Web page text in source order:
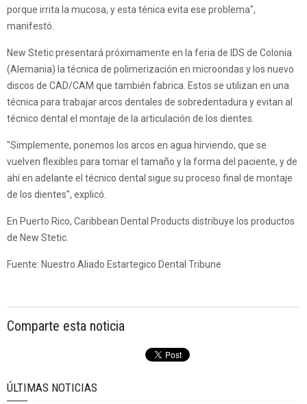
porque irrita la mucosa, y esta ténica evita ese problema",
manifestó.
New Stetic presentará próximamente en la feria de IDS de Colonia
(Alemania) la técnica de polimerización en microondas y los nuevo
discos de CAD/CAM que también fabrica. Estos se utilizan en una
técnica para trabajar arcos dentales de sobredentadura y evitan al
técnico dental el montaje de la articulación de los dientes.
"Simplemente, ponemos los arcos en agua hirviendo, que se
vuelven flexibles para tomar el tamaño y la forma del paciente, y de
ahí en adelante el técnico dental sigue su proceso final de montaje
de los dientes", explicó.
En Puerto Rico, Caribbean Dental Products distribuye los productos
de New Stetic.
Fuente: Nuestro Aliado Estartegico Dental Tribune
Comparte esta noticia
ÚLTIMAS NOTICIAS